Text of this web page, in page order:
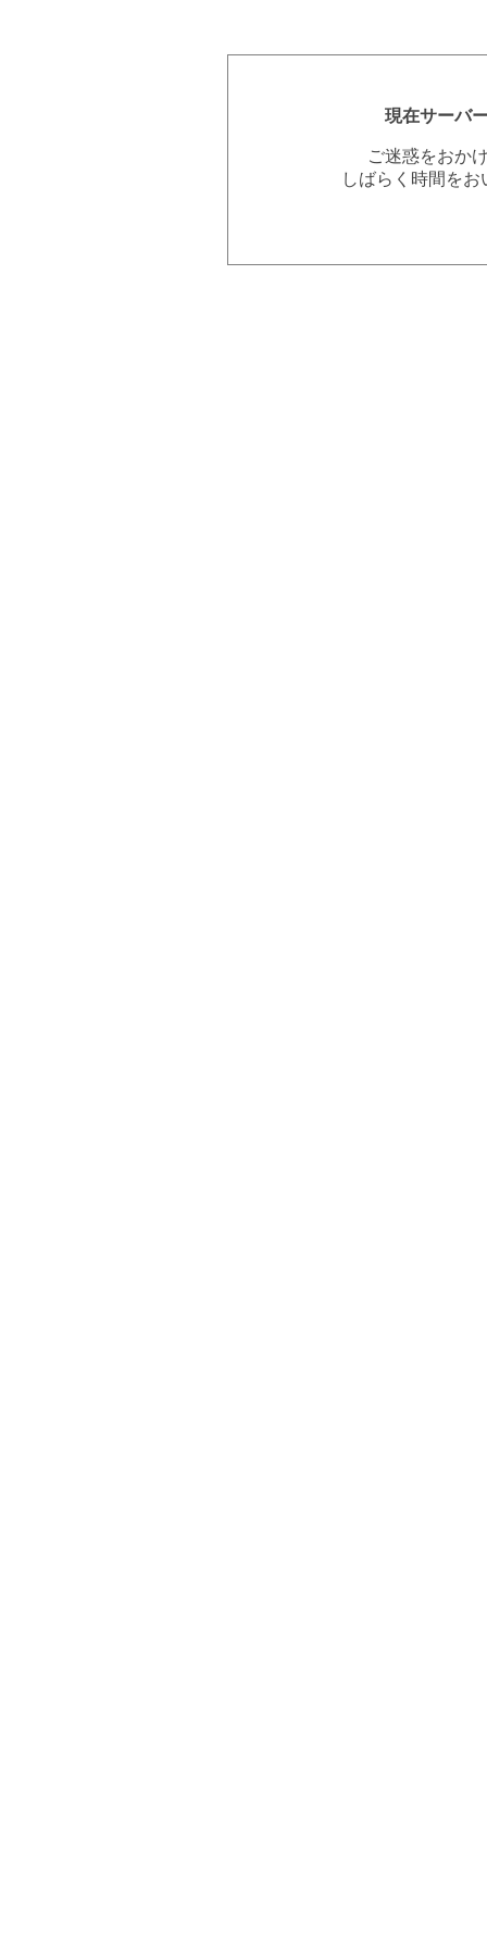
現在サーバ
ご迷惑をおか
しばらく時間を